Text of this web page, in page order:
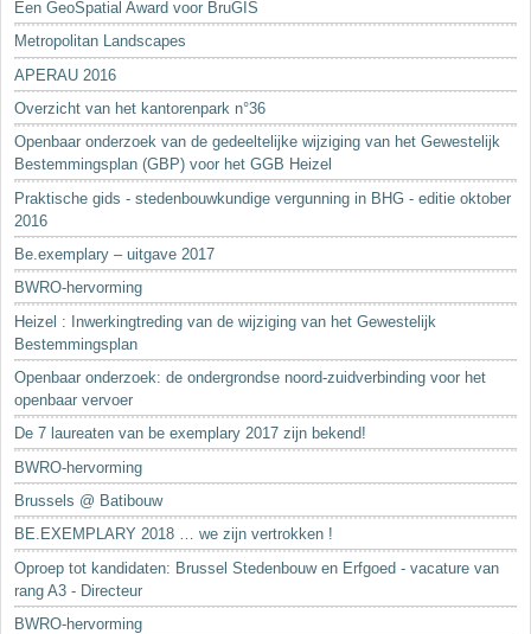
Een GeoSpatial Award voor BruGIS
Metropolitan Landscapes
APERAU 2016
Overzicht van het kantorenpark n°36
Openbaar onderzoek van de gedeeltelijke wijziging van het Gewestelijk
Bestemmingsplan (GBP) voor het GGB Heizel
Praktische gids - stedenbouwkundige vergunning in BHG - editie oktober
2016
Be.exemplary – uitgave 2017
BWRO-hervorming
Heizel : Inwerkingtreding van de wijziging van het Gewestelijk
Bestemmingsplan
Openbaar onderzoek: de ondergrondse noord-zuidverbinding voor het
openbaar vervoer
De 7 laureaten van be exemplary 2017 zijn bekend!
BWRO-hervorming
Brussels @ Batibouw
BE.EXEMPLARY 2018 … we zijn vertrokken !
Oproep tot kandidaten: Brussel Stedenbouw en Erfgoed - vacature van
rang A3 - Directeur
BWRO-hervorming